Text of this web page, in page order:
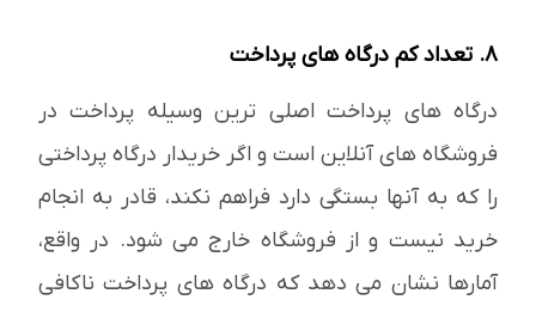
8. تعداد کم درگاه های پرداخت
درگاه های پرداخت اصلی ترین وسیله پرداخت در
فروشگاه های آنلاین است و اگر خریدار درگاه پرداختی
را که به آنها بستگی دارد فراهم نکند، قادر به انجام
خرید نیست و از فروشگاه خارج می شود. در واقع،
آمارها نشان می دهد که درگاه های پرداخت ناکافی